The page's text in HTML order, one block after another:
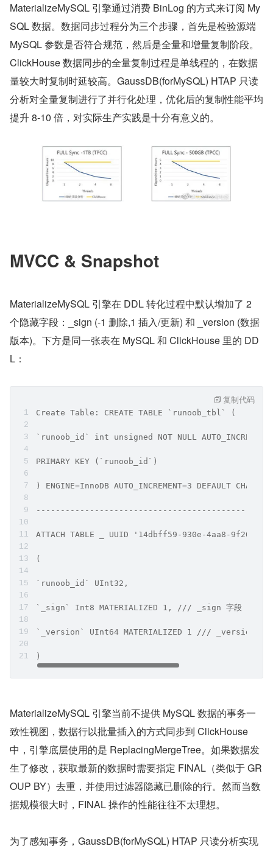
MaterializeMySQL 引擎通过消费 BinLog 的方式来订阅 My
SQL 数据。数据同步过程分为三个步骤，首先是检验源端
MySQL 参数是否符合规范，然后是全量和增量复制阶段。
ClickHouse 数据同步的全量复制过程是单线程的，在数据
量较大时复制时延较高。GaussDB(forMySQL) HTAP 只读
分析对全量复制进行了并行化处理，优化后的复制性能平均
提升 8-10 倍，对实际生产实践是十分有意义的。
MVCC & Snapshot
MaterializeMySQL 引擎在 DDL 转化过程中默认增加了 2
个隐藏字段：_sign (-1 删除,1 插入/更新) 和 _version (数据
版本)。下方是同一张表在 MySQL 和 ClickHouse 里的 DD
L：
Create Table: CREATE TABLE `runoob_tbl` (
`runoob_id` int unsigned NOT NULL
PRIMARY KEY (`runoob_id`)
) ENGINE=InnoDB AUTO_INCREMENT=3 DEFAULT
ATTACH TABLE _ UUID '14dbff59-930e-4aa8-9f20-
(
`runoob_id` UInt32,
`_sign` Int8 MATERIALIZED 1, /// _sign 字段
`_version` UInt64 MATERIALIZED 1 /// _version 字
)
复制代码
MaterializeMySQL 引擎当前不提供 MySQL 数据的事务一
致性视图，数据行以批量插入的方式同步到 ClickHouse
中，引擎底层使用的是 ReplacingMergeTree。如果数据发
生了修改，获取最新的数据时需要指定 FINAL（类似于 GR
OUP BY）去重，并使用过滤器隐藏已删除的行。然而当数
据规模很大时，FINAL 操作的性能往往不太理想。
为了感知事务，GaussDB(forMySQL) HTAP 只读分析实现